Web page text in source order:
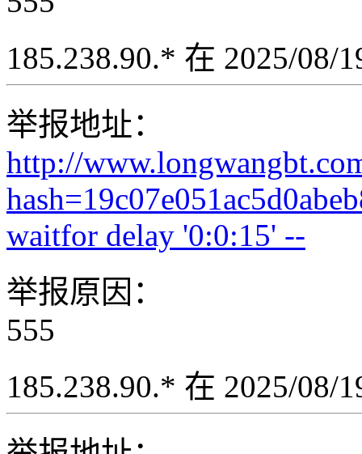
185.238.90.* 在 2025/08/
举报地址：
http://
waitfor delay '0:0:15' --
举报原因：
555
185.238.90.* 在 2025/08/